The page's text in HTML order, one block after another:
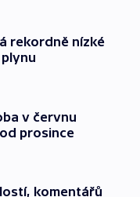
rekordně nízké
v červnu
prosince
komentářů